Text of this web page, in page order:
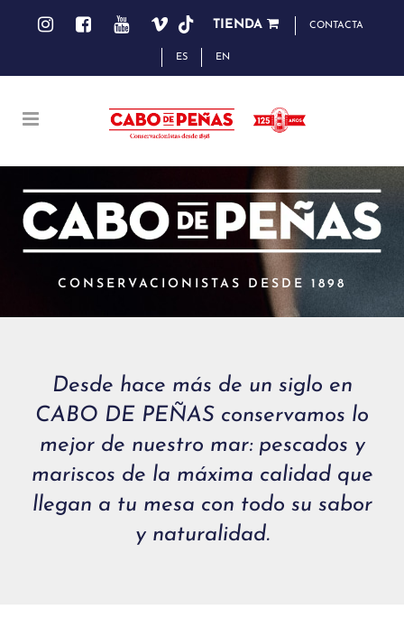
TIENDA CONTACTA
ES EN
CONSERVACIONISTAS DESDE 1898
Desde hace más de un siglo en
CABO DE PEÑAS conservamos lo
mejor de nuestro mar: pescados y
mariscos de la máxima calidad que
llegan a tu mesa con todo su sabor
y naturalidad.